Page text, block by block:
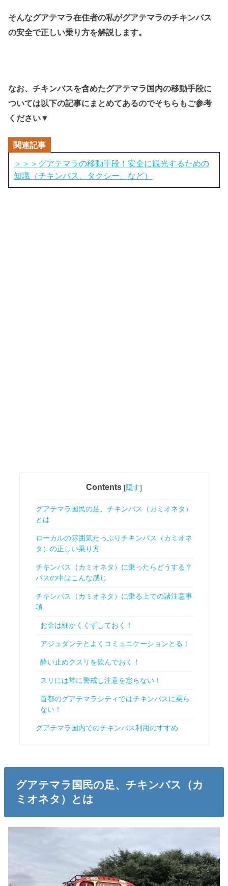
そんなグアテマラ在住者の私がグアテマラのチキンバス
の安全で正しい乗り方を解説します。
なお、チキンバスを含めたグアテマラ国内の移動手段に
ついては以下の記事にまとめてあるのでそちらもご参考
ください▼
関連記事
＞＞＞グアテマラの移動手段！安全に観光するための
知識（チキンバス、タクシー、など）
Contents [隠す]
グアテマラ国民の足、チキンバス（カミオネタ）
とは
ローカルの雰囲気たっぷりチキンバス（カミオネ
タ）の正しい乗り方
チキンバス（カミオネタ）に乗ったらどうする？
バスの中はこんな感じ
チキンバス（カミオネタ）に乗る上での諸注意事
項
お金は細かくくずしておく！
アジュダンテとよくコミュニケーションとる！
酔い止めクスリを飲んでおく！
スリには常に警戒し注意を怠らない！
首都のグアテマラシティではチキンバスに乗ら
ない！
グアテマラ国内でのチキンバス利用のすすめ
グアテマラ国民の足、チキンバス（カ
ミオネタ）とは